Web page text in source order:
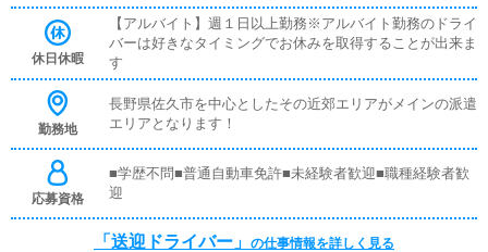
ます。お客様のご案内時に、システムの説明や料金の受け
取り等、対面での簡単な接客になります。最初は先輩ドラ
イバーと同乗して行動し、業務の流れを覚えていただきま
すので、未経験の方でも安心して働けます。ガソリン代・
事務所や待機室の清掃を行っていただきます。キャストの
送迎に使うお車の清掃もお願いします。
休日休暇
【アルバイト】週１日以上勤務※アルバイト勤務のドライ
バーは好きなタイミングでお休みを取得することが出来ま
す
勤務地
長野県佐久市を中心としたその近郊エリアがメインの派遣
エリアとなります！
応募資格
■学歴不問■普通自動車免許■未経験者歓迎■職種経験者歓
迎
「送迎ドライバー」 の仕事情報を詳しく見る